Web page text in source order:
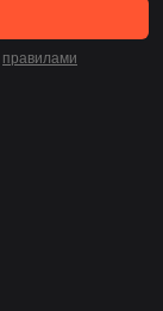
правилами